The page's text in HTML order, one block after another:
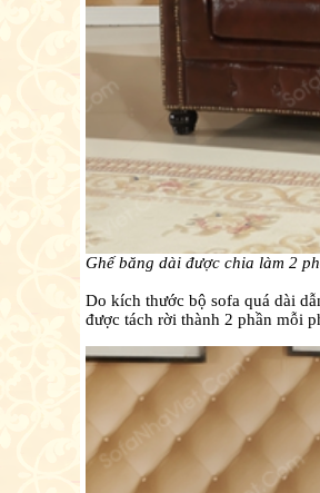
Ghế băng dài được chia làm 2
Do kích thước bộ sofa quá dài
được tách rời thành 2 phần mỗi